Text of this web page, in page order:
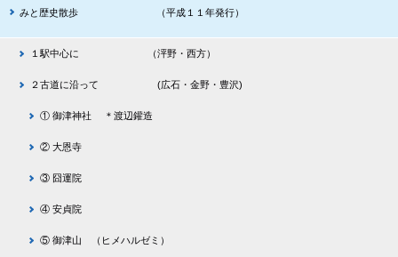
みと歴史散歩 （平成１１年発行）
１駅中心に （泙野・西方）
２古道に沿って (広石・金野・豊沢)
① 御津神社 ＊渡辺鑵造
② 大恩寺
③ 囧運院
④ 安貞院
⑤ 御津山 （ヒメハルゼミ）